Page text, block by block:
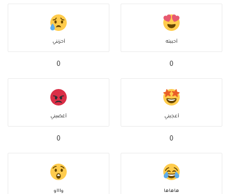
أحببته
0
أحزنني
0
أعجبني
0
أغضبني
0
هاهاها واااو